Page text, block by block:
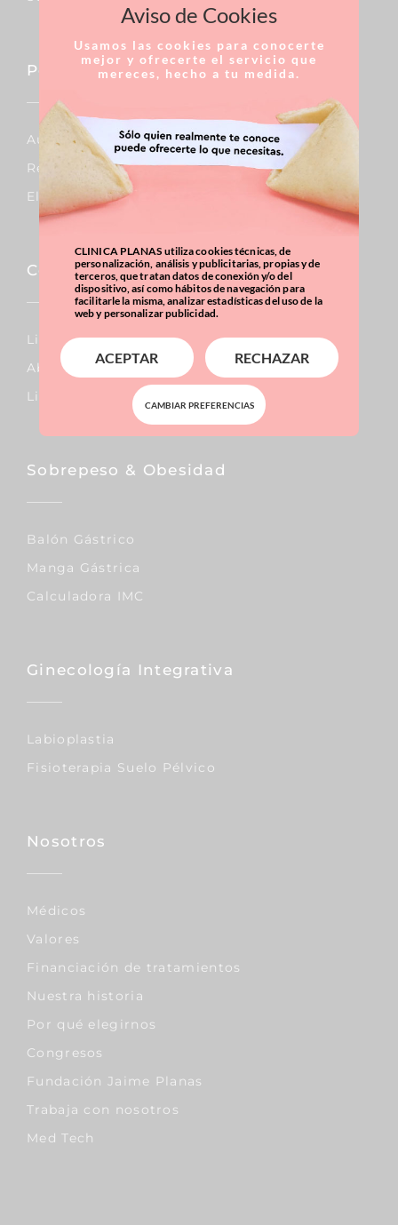
Pecho
Aumento De Pecho
Reducción De Pecho
Elevación De Pecho
Corporal
Lipo Vaser
Abdominoplastia
Liposucción
Sobrepeso & Obesidad
Balón Gástrico
Manga Gástrica
Calculadora IMC
Ginecología Integrativa
Labioplastia
Fisioterapia Suelo Pélvico
Nosotros
Médicos
Valores
Financiación de tratamientos
Nuestra historia
Por qué elegirnos
Congresos
Fundación Jaime Planas
Trabaja con nosotros
Med Tech
Aviso de Cookies
Usamos las cookies para conocerte
mejor y ofrecerte el servicio que
mereces, hecho a tu medida.
CLINICA PLANAS utiliza cookies técnicas, de
personalización, análisis y publicitarias, propias y de
terceros, que tratan datos de conexión y/o del
dispositivo, así como hábitos de navegación para
facilitarle la misma, analizar estadísticas del uso de la
web y personalizar publicidad.
ACEPTAR RECHAZAR
CAMBIAR PREFERENCIAS